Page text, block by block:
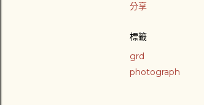
分享
標籤
grd
photograph